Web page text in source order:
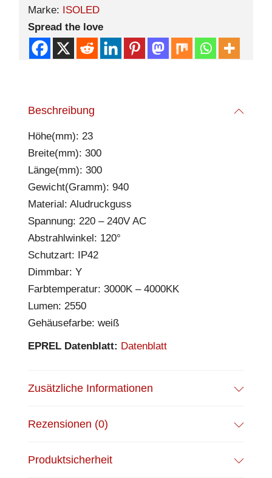
Marke: ISOLED
Spread the love
Beschreibung
Höhe(mm): 23
Breite(mm): 300
Länge(mm): 300
Gewicht(Gramm): 940
Material: Aludruckguss
Spannung: 220 – 240V AC
Abstrahlwinkel: 120°
Schutzart: IP42
Dimmbar: Y
Farbtemperatur: 3000K – 4000KK
Lumen: 2550
Gehäusefarbe: weiß
EPREL Datenblatt: Datenblatt
Zusätzliche Informationen
Rezensionen (0)
Produktsicherheit